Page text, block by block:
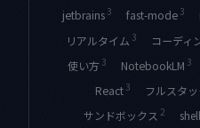
jetbrains 3 fast-mode 3
リアルタイム 3 コーディ
使い方 3 NotebookLM 3
React 3 フルスタ
サンドボックス 2 shell